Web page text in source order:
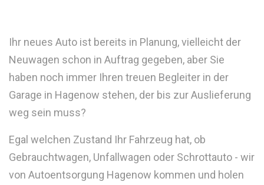
Ihr neues Auto ist bereits in Planung, vielleicht der
Neuwagen schon in Auftrag gegeben, aber Sie
haben noch immer Ihren treuen Begleiter in der
Garage in Hagenow stehen, der bis zur Auslieferung
weg sein muss?
Egal welchen Zustand Ihr Fahrzeug hat, ob
Gebrauchtwagen, Unfallwagen oder Schrottauto - wir
von Autoentsorgung Hagenow kommen und holen